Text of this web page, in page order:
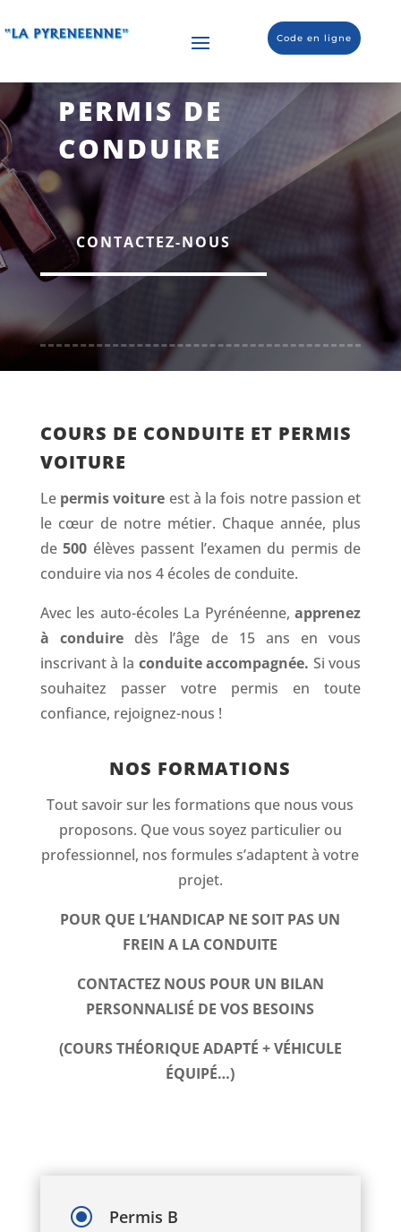
Code en ligne
PERMIS DE
CONDUIRE
CONTACTEZ-NOUS
COURS DE CONDUITE ET PERMIS
VOITURE
Le permis voiture est à la fois notre passion et
le cœur de notre métier. Chaque année, plus
de500 élèves passent l’examen du permis de
conduire via nos 4 écoles de conduite.
Avec les auto-écoles La Pyrénéenne,apprenez
à conduiredès l’âge de 15 ans en vous
inscrivant à la conduite accompagnée. Si vous
souhaitez passer votre permis en toute
confiance, rejoignez-nous !
NOS FORMATIONS
Tout savoir sur les formations que nous vous
proposons. Que vous soyez particulier ou
professionnel, nos formules s’adaptent à votre
projet.
POUR QUE L’HANDICAP NE SOIT PAS UN
FREIN A LA CONDUITE
CONTACTEZ NOUS POUR UN BILAN
PERSONNALISÉ DE VOS BESOINS
(COURS THÉORIQUE ADAPTÉ + VÉHICULE
ÉQUIPÉ…)
\ Permis B